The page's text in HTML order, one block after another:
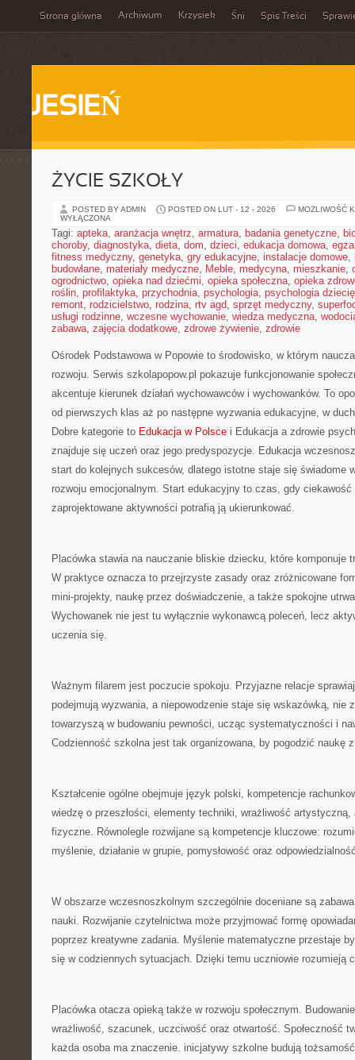
Strona główna Archiwum Krzysiek Śni Spis Treści
JESIEŃ
ŻYCIE SZKOŁY
POSTED BY ADMIN POSTED ON LUT - 12 - 2026
MOŻLIWOŚĆ
WYŁĄCZONA
Tagi: apteka, aranżacja wnętrz, armatura, badania genetyczne,
choroby, diagnostyka, dieta, dom, dzieci, edukacja domowa,
fitness medyczny, genetyka, gry edukacyjne, instalacje domowe,
budowlane, materiały medyczne, Meble, medycyna, mieszkanie,
ogrodnictwo, opieka nad dziećmi, opieka społeczna, opieka
roślin, profilaktyka, przychodnia, psychologia, psychologia
remont, rodzicielstwo, rodzina, rtv agd, sprzęt medyczny,
usługi rodzinne, wczesne wychowanie, wiedza medyczna,
zabawa, zajęcia dodatkowe, zdrowe żywienie, zdrowie
Ośrodek Podstawowa w Popowie to środowisko, w którym
rozwoju. Serwis szkolapopow.pl pokazuje funkcjonowanie
akcentuje kierunek działań wychowawców i wychowanków. To
od pierwszych klas aż po następne wyzwania edukacyjne, w
Dobre kategorie to Edukacja w Polsce i Edukacja a zdrowie
znajduje się uczeń oraz jego predyspozycje. Edukacja
start do kolejnych sukcesów, dlatego istotne staje się świadome
rozwoju emocjonalnym. Start edukacyjny to czas, gdy
zaprojektowane aktywności potrafią ją ukierunkować.
Placówka stawia na nauczanie bliskie dziecku, które komponuje
W praktyce oznacza to przejrzyste zasady oraz zróżnicowane
mini-projekty, naukę przez doświadczenie, a także spokojne
Wychowanek nie jest tu wyłącznie wykonawcą poleceń, lecz
uczenia się.
Ważnym filarem jest poczucie spokoju. Przyjazne relacje
podejmują wyzwania, a niepowodzenie staje się wskazówką, nie
towarzyszą w budowaniu pewności, ucząc systematyczności i
Codzienność szkolna jest tak organizowana, by pogodzić naukę
Kształcenie ogólne obejmuje język polski, kompetencje
wiedzę o przeszłości, elementy techniki, wrażliwość artystyczną,
fizyczne. Równolegle rozwijane są kompetencje kluczowe:
myślenie, działanie w grupie, pomysłowość oraz
W obszarze wczesnoszkolnym szczególnie doceniane są
nauki. Rozwijanie czytelnictwa może przyjmować formę
poprzez kreatywne zadania. Myślenie matematyczne przestaje
się w codziennych sytuacjach. Dzięki temu uczniowie rozumieją
Placówka otacza opieką także w rozwoju społecznym.
wrażliwość, szacunek, uczciwość oraz otwartość. Społeczność
każda osoba ma znaczenie. inicjatywy szkolne budują